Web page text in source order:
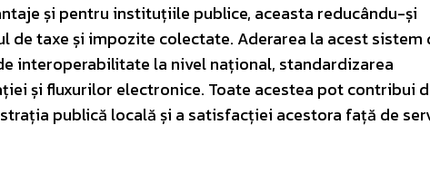
și pentru instituțiile publice, aceasta reducându-și
taxe și impozite colectate. Aderarea la acest sistem
interoperabilitate la nivel național, standardizarea
și fluxurilor electronice. Toate acestea pot contribui
publică locală și a satisfacției acestora față de